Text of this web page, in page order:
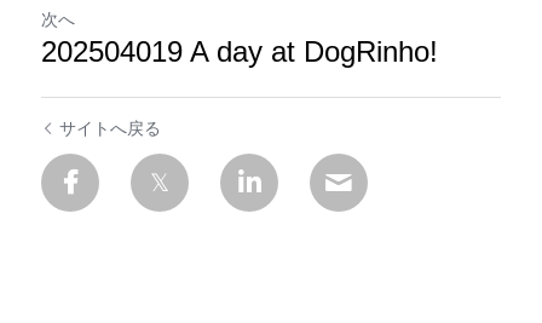
次へ
202504019 A day at DogRinho!
サイトへ戻る